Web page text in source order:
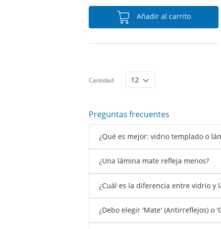
Añadir al carrito
Cantidad
Preguntas frecuentes
¿Qué es mejor: vidrio templado o
¿Una lámina mate refleja menos?
¿Cuál es la diferencia entre vidrio y
¿Debo elegir 'Mate' (Antirreflejos) o